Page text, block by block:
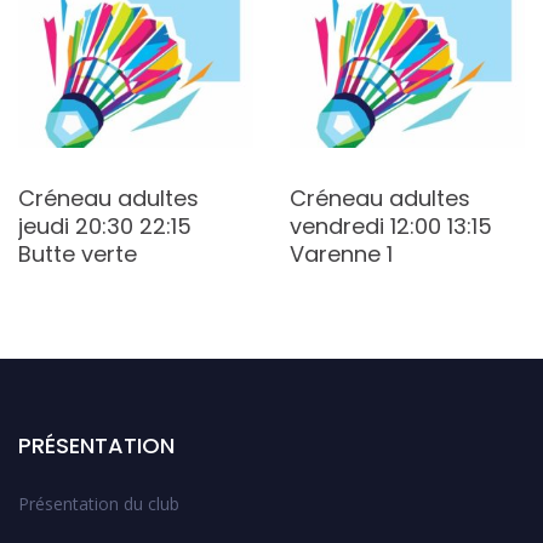
Créneau adultes
jeudi 20:30 22:15
Butte verte
Créneau adultes
vendredi 12:00 13:15
Varenne 1
PRÉSENTATION
Présentation du club